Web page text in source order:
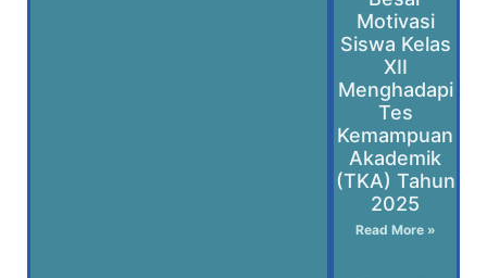
Motivasi
Siswa Kelas
XII
Menghadapi
Tes
Kemampuan
Akademik
(TKA) Tahun
2025
Read More »